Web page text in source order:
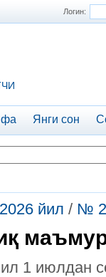
Логин:
Янги сон
2026 йил / №
1 июлдан